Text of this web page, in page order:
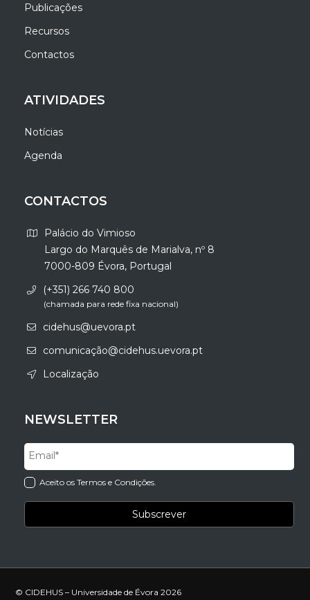
Publicações
Recursos
Contactos
ATIVIDADES
Notícias
Agenda
CONTACTOS
Palácio do Vimioso
Largo do Marquês de Marialva, nº 8
7000-809 Évora, Portugal
(+351) 266 740 800
(chamada para rede fixa nacional)
cidehus@uevora.pt
comunicação@cidehus.uevora.pt
Localização
NEWSLETTER
Aceito os Termos e Condições.
© CIDEHUS – Universidade de Évora 2026